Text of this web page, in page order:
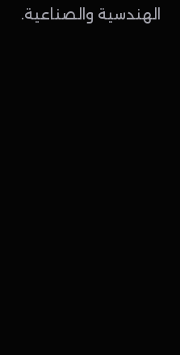
الهندسية والصناعية.